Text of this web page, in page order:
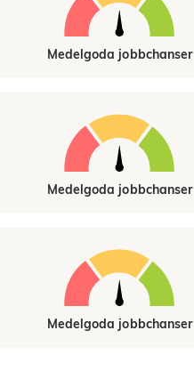
Medelgoda jobbchanser
Medelgoda jobbchanser
Medelgoda jobbchanser